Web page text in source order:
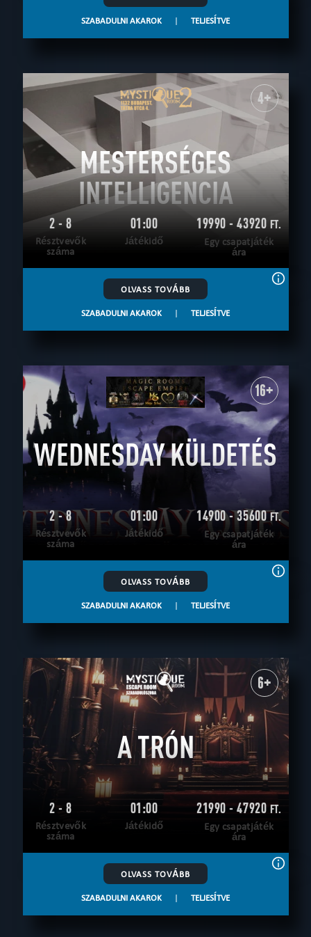
SZABADULNI AKAROK | TELJESÍTVE
4+
MESTERSÉGES
INTELLIGENCIA
2 - 8
Résztvevők
száma
01:00
Játékidő
19990 - 43920 FT.
Egy csapatjáték
ára
OLVASS TOVÁBB
SZABADULNI AKAROK | TELJESÍTVE
16+
WEDNESDAY KÜLDETÉS
2 - 8
Résztvevők
száma
01:00
Játékidő
14900 - 35600FT.
Egy csapatjáték
ára
OLVASS TOVÁBB
SZABADULNI AKAROK | TELJESÍTVE
6+
A TRÓN
2 - 8
Résztvevők
száma
01:00
Játékidő
21990 - 47920 FT.
Egy csapatjáték
ára
OLVASS TOVÁBB
SZABADULNI AKAROK | TELJESÍTVE